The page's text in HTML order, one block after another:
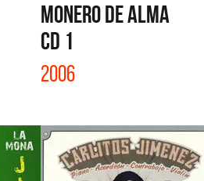
MONERO DE ALMA
CD 1
2006